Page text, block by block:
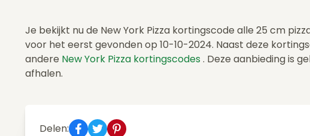
Je bekijkt nu de New York Pizza kortingscode alle 25 cm
voor het eerst gevonden op 10-10-2024. Naast deze
andere New York Pizza kortingscodes . Deze aanbieding is
afhalen.
Delen: